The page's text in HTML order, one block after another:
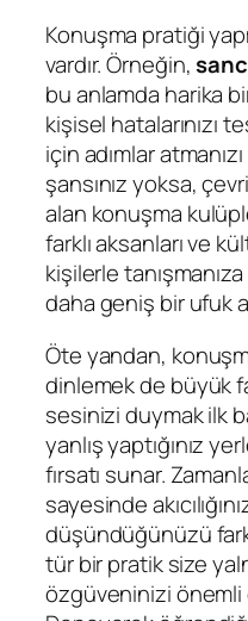
Konuşma pratiği
vardır. Örneğin,
bu anlamda harika
kişisel hatalarınızı
için adımlar
şansınız yoksa,
alan konuşma
farklı aksanları ve
kişilerle
daha geniş bir ufuk
Öte yandan,
dinlemek de büyük
sesinizi duymak ilk
yanlış yaptığınız
fırsatı sunar.
sayesinde
düşündüğünüzü
tür bir pratik size
özgüveninizi önemli